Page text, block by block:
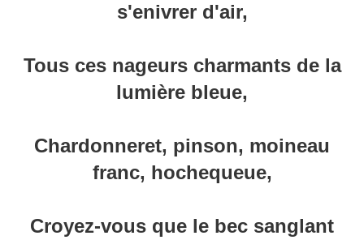
s'enivrer d'air,
Tous ces nageurs charmants de la
lumière bleue,
Chardonneret, pinson, moineau
franc, hochequeue,
Croyez-vous que le bec sanglant